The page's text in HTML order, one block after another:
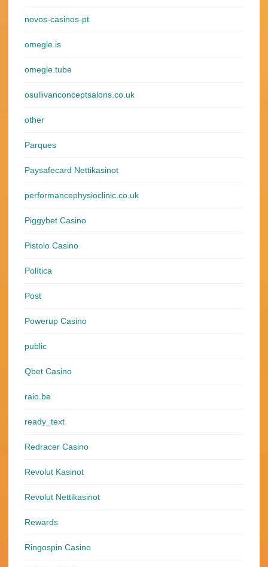
novos-casinos-pt
omegle.is
omegle.tube
osullivanconceptsalons.co.uk
other
Parques
Paysafecard Nettikasinot
performancephysioclinic.co.uk
Piggybet Casino
Pistolo Casino
Política
Post
Powerup Casino
public
Qbet Casino
raio.be
ready_text
Redracer Casino
Revolut Kasinot
Revolut Nettikasinot
Rewards
Ringospin Casino